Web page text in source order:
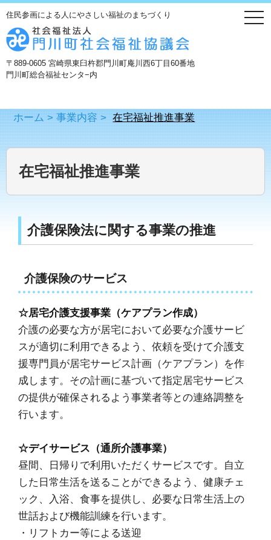
住民参画による人にやさしい福祉のまちづくり
〒889-0605 宮崎県東臼杵郡門川町庵川西6丁目60番地
門川町総合福祉センタ−内
ホーム >事業内容 > 在宅福祉推進事業
在宅福祉推進事業
介護保険法に関する事業の推進
介護保険のサービス
☆居宅介護支援事業（ケアプラン作成）
介護の必要な方が居宅において必要な介護サービ
スが適切に利用できるよう、依頼を受けて介護支
援専門員が居宅サービス計画（ケアプラン）を作
成します。その計画に基づいて指定居宅サービス
の提供が確保されるよう事業者等との連絡調整を
行います。
☆デイサービス（通所介護事業）
昼間、日帰りで利用いただくサービスです。自立
した日常生活を送ることができるよう、健康チェ
ック、入浴、食事を提供し、必要な日常生活上の
世話および機能訓練を行います。
・リフトカー等による送迎